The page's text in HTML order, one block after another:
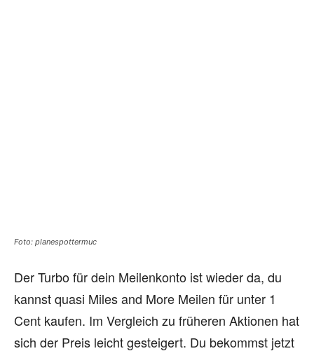
Foto: planespottermuc
Der Turbo für dein Meilenkonto ist wieder da, du
kannst quasi Miles and More Meilen für unter 1
Cent kaufen. Im Vergleich zu früheren Aktionen hat
sich der Preis leicht gesteigert. Du bekommst jetzt